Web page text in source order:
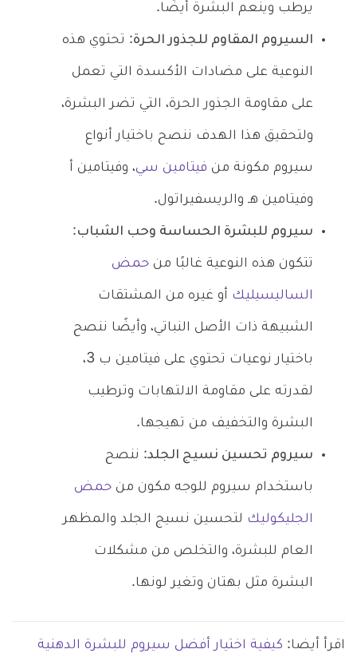
يرطب وينعم البشرة أيضًا.
السيروم المقاوم للجذور الحرة: تحتوي هذه
النوعية على مضادات الأكسدة التي تعمل
على مقاومة الجذور الحرة، التي تضر البشرة،
ولتحقيق هذا الهدف ننصح باختيار أنواع
سيروم مكونة من فيتامين سي، وفيتامين أ
وفيتامين هـ والريسفيراتول.
سيروم للبشرة الحساسة وحب الشباب:
تتكون هذه النوعية غالبًا من حمض
الساليسيليك أو غيره من المشتقات
الشبيهة ذات الأصل النباتي، وأيضًا ننصح
باختيار نوعيات تحتوي على فيتامين ب 3،
لقدرته على مقاومة الالتهابات وترطيب
البشرة والتخفيف من تهيجها.
سيروم تحسين نسيج الجلد: ننصح
باستخدام سيروم للوجه مكون من حمض
الجليكوليك لتحسين نسيج الجلد والمظهر
العام للبشرة، والتخلص من مشكلات
البشرة مثل بهتان وتغير لونها.
اقرأ أيضا: كيفية اختيار أفضل سيروم للبشرة الدهنية